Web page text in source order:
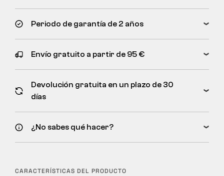
Periodo de garantía de 2 años
Envío gratuito a partir de 95 €
Devolución gratuita en un plazo de 30
días
¿No sabes qué hacer?
CARACTERÍSTICAS DEL PRODUCTO